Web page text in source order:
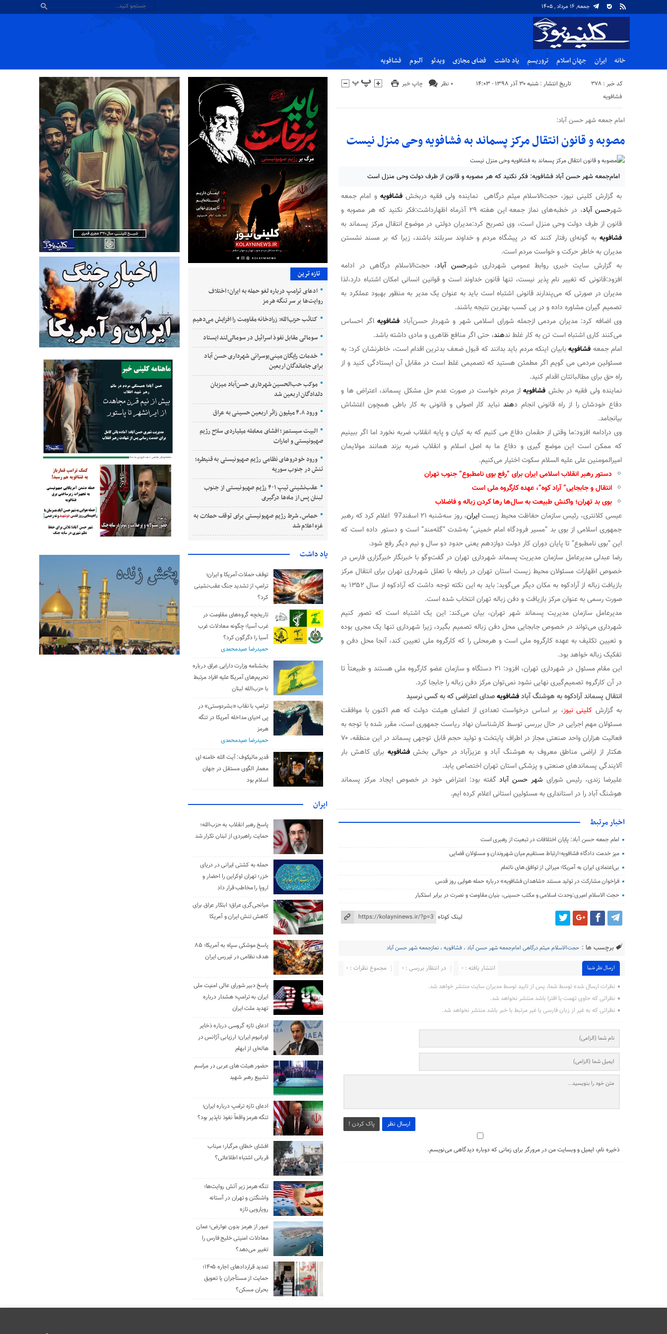
جمعه, ۱۶ مرداد , ۱۴۰۵
خانه ایران جهان اسلام تروریسم یاد داشت فضای مجازی ویدئو آلبوم فشافویه
کد خبر : 378 تاریخ انتشار : شنبه ۳۰ آذر ۱۳۹۸ - ۱۴:۰۳ چاپ خبر
۰ نظر
فشافویه
امام جمعه شهر حسن آباد:
مصوبه و قانون انتقال مرکز پسماند به فشافویه وحی منزل نیست
امام‌جمعه شهر حسن آباد فشافویه: فکر نکنید که هر مصوبه و قانون از طرف دولت وحی منزل است
به گزارش کلینی نیوز، حجت‌الاسلام میثم درگاهی نماینده ولی فقیه دربخش فشافویه و امام جمعه
شهرحسن آباد
، در خطبه‌های نماز جمعه این هفته ۲۹ آذرماه اظهارداشت:فکر نکنید که هر مصوبه و
قانون از طرف دولت وحی منزل است، وی تصریح کرد:مدیران دولتی در موضوع انتقال مرکز پسماند به
فشافویهبه گونه‌ای رفتار کنند که در پیشگاه مردم و خداوند سربلند باشند، زیرا که بر مسند نشستن
مدیران به خاطر حرکت و خواست مردم است.
به گزارش سایت خبری روابط عمومی شهرداری شهرحسن آباد، حجت‌الاسلام درگاهی در ادامه
افزود:قانونی که تغییر نام پذیر نیست، تنها قانون خداوند است و قوانین انسانی امکان اشتباه دارد،لذا
مدیران در صورتی که می‌پندارند قانونی اشتباه است باید به عنوان یک مدیر به منظور بهبود عملکرد به
تصمیم گیران مشاوره داده و در پی کسب بهترین نتیجه باشند.
وی اضافه کرد: مدیران مردمی ازجمله شورای اسلامی شهر و شهردار حسن‌آباد فشافویهاگر احساس
می‌کنند کاری اشتباه است تن به کار غلط ندهند، حتی اگر منافع ظاهری و مادی داشته باشد.
امام جمعه فشافویهبابیان اینکه مردم باید بدانند که قبول ضعف بدترین اقدام است، خاطرنشان کرد: به
مسئولین مردمی می گویم اگر مطمئن هستید که تصمیمی غلط است در مقابل آن ایستادگی کنید و از
راه حق برای مطالباتتان اقدام کنید.
نماینده ولی فقیه در بخش فشافویهاز مردم خواست در صورت عدم حل مشکل پسماند، اعتراض ها و
دفاع خودشان را از راه قانونی انجام دهند نباید کار اصولی و قانونی به کار باطی همچون اغتشاش
بیانجامد.
وی درادامه افزود:ما وقتی از حقمان دفاع می کنیم که به کیان و پایه انقلاب ضربه نخورد اما اگر ببینیم
که ممکن است این موضع گیری و دفاع ما به اصل اسلام و انقلاب ضربه بزند همانند مولایمان
امیرالمومنین علی علیه السلام سکوت اختیار می‌کنیم.
دستور رهبر انقلاب اسلامی ایران برای “رفع بوی نامطبوع” جنوب تهران
انتقال و جابجایی” آراد کوه”، عهده کارگروه ملی است
بوی بد تهران؛ واکنش طبیعت به سال‌ها رها کردن زباله و فاضلاب
عیسی کلانتری، رئیس سازمان حفاظت محیط زیستایران
، روز سه‌شنبه ۲۱ اسفند97 اعلام کرد که رهبر
جمهوری اسلامی از بوی بد “مسیر فرودگاه امام خمینی” به‌شدت “گله‌مند” است و دستور داده است که
این “بوی نامطبوع” تا پایان دوران کار دولت دوازدهم یعنی حدود دو سال و نیم دیگر رفع شود.
رضا عبدلی مدیرعامل سازمان مدیریت پسماند شهرداری تهران در گفت‌وگو با خبرنگار خبرگزاری فارس در
خصوص اظهارات مسئولان محیط زیست استان تهران در رابطه با تعلل شهرداری تهران برای انتقال مرکز
بازیافت زباله از آرادکوه به مکان دیگر می‌گوید: باید به این نکته توجه داشت که آرادکوه از سال ۱۳۵۲ به
صورت رسمی به عنوان مرکز بازیافت و دفن زباله تهران انتخاب شده است.
مدیرعامل سازمان مدیریت پسماند شهر تهران، بیان می‌کند: این یک اشتباه است که تصور کنیم
شهرداری می‌تواند در خصوص جابجایی محل دفن زباله تصمیم بگیرد، زیرا شهرداری تنها یک مجری بوده
و تعیین تکلیف به عهده کارگروه ملی است و هرمحلی را که کارگروه ملی تعیین کند، آنجا محل دفن و
تفکیک زباله خواهد بود.
این مقام مسئول در شهرداری تهران، افزود: ۲۱ دستگاه و سازمان عضو کارگروه ملی هستند و طبیعتاً تا
در آن کارگروه تصمیم‌گیری نهایی نشود نمی‌توان مرکز دفن زباله را جابجا کرد.
انتقال پسماند آرادکوه به هوشنگ آبادفشافویهصدای اعتراضی که به کسی نرسید
به گزارش کلینی نیوز، بر اساس درخواست تعدادی از اعضای هیئت دولت که هم اکنون با موافقت
مسئولان مهم اجرایی در حال بررسی توسط کارشناسان نهاد ریاست جمهوری است، مقرر شده با توجه به
فعالیت هزاران واحد صنعتی مجاز در اطراف پایتخت و تولید حجم قابل توجهی پسماند در این منطقه، ۷۰
هکتار از اراضی مناطق معروف به هوشنگ آباد و عزیزآباد در حوالی بخش فشافویه برای کاهش بار
آلایندگی پسماندهای صنعتی و پزشکی استان تهران اختصاص یابد.
علیرضا زندی، رئیس شورای شهر حسن آبادگفته بود: اعتراض خود در خصوص ایجاد مرکز پسماند
هوشنگ آباد را در استانداری به مسئولین استانی اعلام کرده ایم.
اخبار مرتبط
امام جمعه حسن‌ آباد: پایان اختلافات در تبعیت از رهبری است
میز خدمت دادگاه فشافویه؛ارتباط مستقیم میان شهروندان و مسئولان قضایی
بی‌اعتمادی ایران به آمریکا؛ میراثی از توافق‌ های ناتمام
فراخوان مشارکت در تولید مستند «شاهدان فشافویه» درباره حمله هوایی روز قدس
حجت الاسلام امیری:وحدت اسلامی و مکتب حسینی، بنیان مقاومت و نصرت در برابر استکبار
لینک کوتاه
برچسب ها : حجت‌الاسلام میثم درگاهی امام‌جمعه شهر حسن آباد ،فشافویه ،نمازجمعه شهر حسن آباد
ارسال نظر شما مجموع نظرات : 0 در انتظار بررسی : 0 انتشار یافته : ۰
نظرات ارسال شده توسط شما، پس از تایید توسط مدیران سایت منتشر خواهد شد.
نظراتی که حاوی تهمت یا افترا باشد منتشر نخواهد شد.
نظراتی که به غیر از زبان فارسی یا غیر مرتبط با خبر باشد منتشر نخواهد شد.
ارسال نظر پاک کردن !
ذخیره نام، ایمیل و وبسایت من در مرورگر برای زمانی که دوباره دیدگاهی می‌نویسم.
تازه ترین
ادعای ترامپ درباره لغو حمله به ایران؛ اختلاف
روایت‌ها بر سر تنگه هرمز
کتائب حزب‌الله: زرادخانه مقاومت را افزایش می‌دهیم
سومالی مقابل نفوذ اسرائیل در سومالی‌لند ایستاد
خدمات رایگان مینی‌بوسرانی شهرداری حسن‌ آباد
برای جاماندگان اربعین
موکب حب‌الحسین شهرداری حسن‌آباد میزبان
دلدادگان اربعین شد
ورود ۴.۸ میلیون زائر اربعین حسینی به عراق
البیت سیستمز؛ افشای معامله میلیاردی سلاح رژیم
صهیونیستی و امارات
ورود خودروهای نظامی رژیم صهیونیستی به قنیطره؛
تنش در جنوب سوریه
عقب‌نشینی تیپ ۴۰۱ رژیم صهیونیستی از جنوب
لبنان پس از ماه‌ها درگیری
حماس، شرط رژیم صهیونیستی برای توقف حملات به
غزه اعلام شد
یاد داشت
توقف حملات آمریکا و ایران؛
ترامپ از تشدید جنگ عقب‌نشینی
کرد؟
تاریخچه گروه‌های مقاومت در
غرب آسیا؛ چگونه معادلات غرب
آسیا را دگرگون کرد؟
حمیدرضا صیدمحمدی
بخشنامه وزارت دارایی عراق درباره
تحریم‌های آمریکا علیه افراد مرتبط
با حزب‌الله لبنان
ترامپ با نقاب «بشردوستی» در
پی احیای مداخله آمریکا در تنگه
هرمز
حمیدرضا صیدمحمدی
قدیر مالیکوف: آیت‌ الله خامنه‌ ای
معمار الگوی مستقل در جهان
اسلام بود
ایران
پاسخ رهبر انقلاب به حزب‌الله؛
حمایت راهبردی از لبنان تکرار شد
حمله به کشتی ایرانی در دریای
خزر؛ تهران اوکراین را احضار و
اروپا را مخاطب قرار داد
میانجی‌گری عراق؛ ابتکار عراق برای
کاهش تنش ایران و آمریکا
پاسخ موشکی سپاه به آمریکا؛ ۸۵
هدف نظامی در تیررس ایران
پاسخ دبیر شورای عالی امنیت ملی
ایران به ترامپ؛ هشدار درباره
تهدید ملت ایران
ادعای تازه گروسی درباره ذخایر
اورانیوم ایران؛ ارزیابی آژانس در
هاله‌ای از ابهام
حضور هیئت‌ های عربی در مراسم
تشییع رهبر شهید
ادعای تازه ترامپ درباره ایران؛
تنگه هرمز واقعاً نفوذ ناپذیر بود؟
افشای خطای مرگبار؛ میناب
قربانی اشتباه اطلاعاتی؟
تنگه هرمز زیر آتش روایت‌ها؛
واشنگتن و تهران در آستانه
رویارویی تازه
عبور از هرمز بدون عوارض؛ عمان
معادلات امنیتی خلیج فارس را
تغییر می‌دهد؟
تمدید قراردادهای اجاره ۱۴۰۵؛
حمایت از مستأجران یا تعویق
بحران مسکن؟